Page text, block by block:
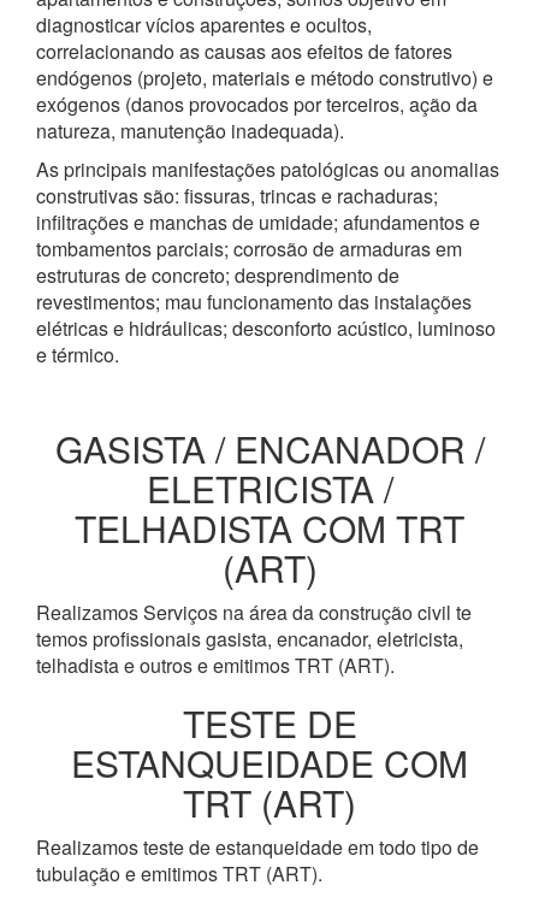
diagnosticar vícios aparentes e ocultos,
correlacionando as causas aos efeitos de fatores
endógenos (projeto, materiais e método construtivo) e
exógenos (danos provocados por terceiros, ação da
natureza, manutenção inadequada).
As principais manifestações patológicas ou anomalias
construtivas são: fissuras, trincas e rachaduras;
infiltrações e manchas de umidade; afundamentos e
tombamentos parciais; corrosão de armaduras em
estruturas de concreto; desprendimento de
revestimentos; mau funcionamento das instalações
elétricas e hidráulicas; desconforto acústico, luminoso
e térmico.
GASISTA / ENCANADOR /
ELETRICISTA /
TELHADISTA COM TRT
(ART)
Realizamos Serviços na área da construção civil te
temos profissionais gasista, encanador, eletricista,
telhadista e outros e emitimos TRT (ART).
TESTE DE
ESTANQUEIDADE COM
TRT (ART)
Realizamos teste de estanqueidade em todo tipo de
tubulação e emitimos TRT (ART).